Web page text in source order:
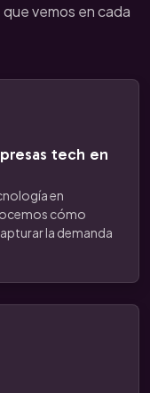
vemos en cada
tech en
en
cómo
la demanda